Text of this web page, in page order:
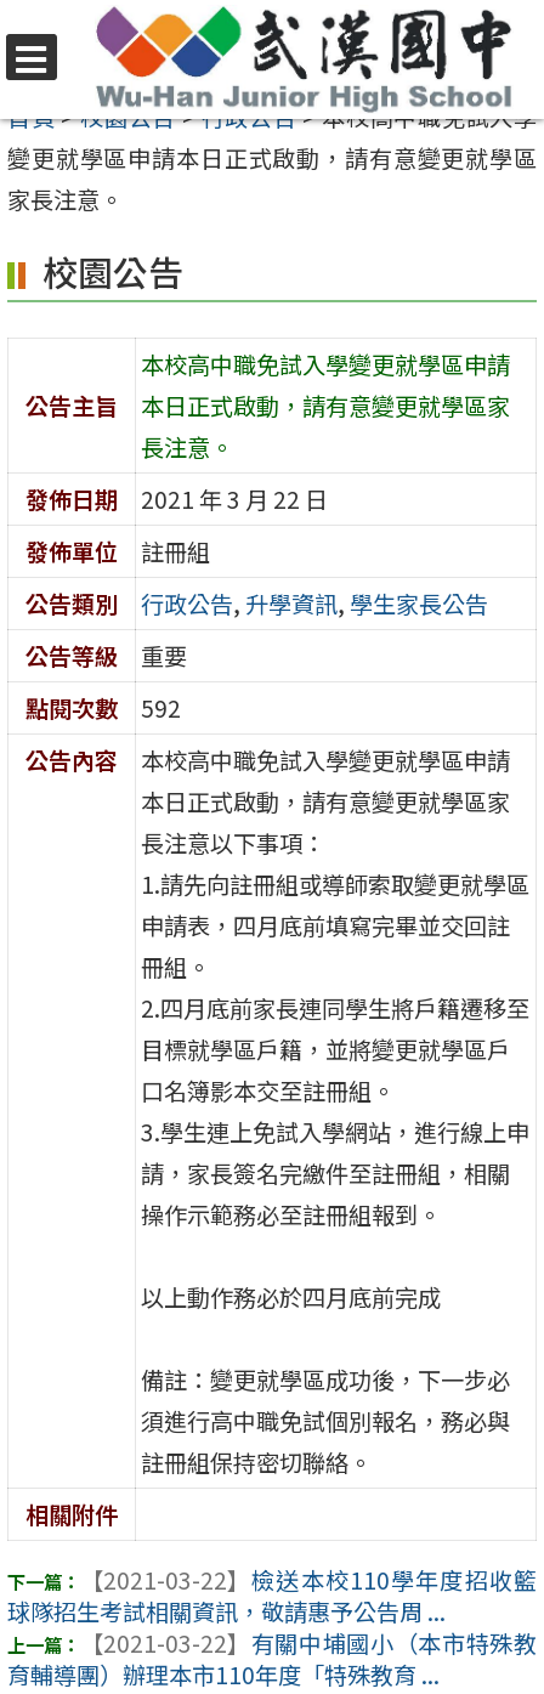
至
要
內
區
選
單
首頁>校園公告>行政公告>本校高中職免試入學
變更就學區申請本日正式啟動，請有意變更就學區
家長注意。
校園公告
公告主旨
本校高中職免試入學變更就學區申請
本日正式啟動，請有意變更就學區家
長注意。
發佈日期
2021 年 3 月 22 日
發佈單位
註冊組
公告類別
行政公告, 升學資訊, 學生家長公告
公告等級
重要
點閱次數
592
公告內容
本校高中職免試入學變更就學區申請
本日正式啟動，請有意變更就學區家
長注意以下事項：
1.請先向註冊組或導師索取變更就學區
申請表，四月底前填寫完畢並交回註
冊組。
2.四月底前家長連同學生將戶籍遷移至
目標就學區戶籍，並將變更就學區戶
口名簿影本交至註冊組。
3.學生連上免試入學網站，進行線上申
請，家長簽名完繳件至註冊組，相關
操作示範務必至註冊組報到。
以上動作務必於四月底前完成
備註：變更就學區成功後，下一步必
須進行高中職免試個別報名，務必與
註冊組保持密切聯絡。
相關附件
【2021-03-22】 檢送本校110學年度招收籃
球隊招生考試相關資訊，敬請惠予公告周 ...
【2021-03-22】 有關中埔國小（本市特殊教
育輔導團）辦理本市110年度「特殊教育 ...